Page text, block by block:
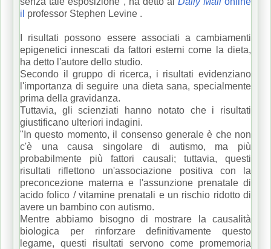
il professor Stephen Levine .
I risultati possono essere associati a cambiamenti
epigenetici innescati da fattori esterni come la dieta,
ha detto l'autore dello studio.
Secondo il gruppo di ricerca, i risultati evidenziano
l'importanza di seguire una dieta sana, specialmente
prima della gravidanza.
Tuttavia, gli scienziati hanno notato che i risultati
giustificano ulteriori indagini.
"In questo momento, il consenso generale è che non
c'è una causa singolare di autismo, ma più
probabilmente più fattori causali; tuttavia, questi
risultati riflettono un'associazione positiva con la
preconcezione materna e l'assunzione prenatale di
acido folico / vitamine prenatali e un rischio ridotto di
avere un bambino con autismo.
Mentre abbiamo bisogno di mostrare la causalità
biologica per rinforzare definitivamente questo
legame, questi risultati servono come promemoria